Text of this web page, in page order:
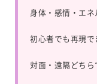
身体・感情・エ
初心者でも再現
対面・遠隔どち